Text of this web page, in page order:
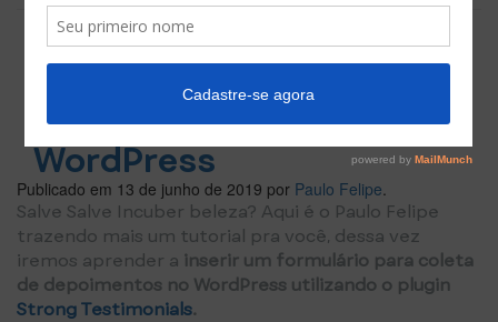
Formulário de
depoimentos com
Strong Testimonials
WordPress
Publicado em 13 de junho de 2019 por Paulo Felipe.
Salve Salve Incuber beleza? Aqui é o Paulo Felipe
trazendo mais um tutorial pra você, dessa vez
iremos aprender a inserir um formulário para coleta
de depoimentos no WordPress utilizando o plugin
Strong Testimonials.